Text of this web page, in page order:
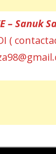
– Sanuk
(